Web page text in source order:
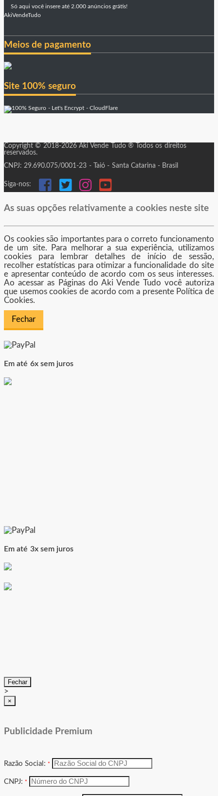
Só aqui você insere até 2.000 anúncios grátis!
AkiVendeTudo
Meios de pagamento
Site 100% seguro
Copyright © 2018-2026 Aki Vende Tudo ® Todos os direitos
reservados.
CNPJ: 29.690.075/0001-23 - Taió - Santa Catarina - Brasil
Siga-nos:
As suas opções relativamente a cookies neste site
Os cookies são importantes para o correto funcionamento
de um site. Para melhorar a sua experiência, utilizamos
cookies para lembrar detalhes de início de sessão,
recolher estatísticas para otimizar a funcionalidade do site
e apresentar conteúdo de acordo com os seus interesses.
Ao acessar as Páginas do Aki Vende Tudo você autoriza
que usemos cookies de acordo com a presente Política de
Cookies.
Fechar
Em até 6x sem juros
Em até 3x sem juros
Fechar
>
×
Publicidade Premium
Razão Social: *
CNPJ: *